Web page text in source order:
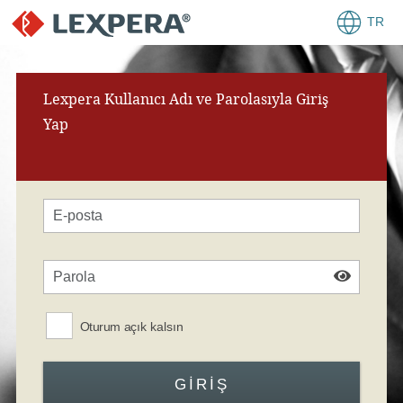
TR
Lexpera Kullanıcı Adı ve Parolasıyla Giriş
Yap
Oturum açık kalsın
GIRIŞ